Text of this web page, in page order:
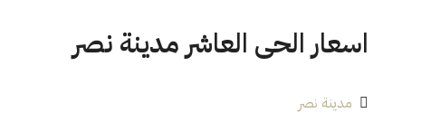
اسعار الحى العاشر مدينة نصر
مدينة نصر